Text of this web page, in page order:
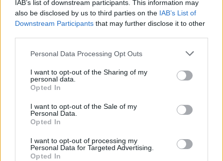
IAB’s list of downstream participants. This information may
also be disclosed by us to third parties on the IAB’s List of
Downstream Participants that may further disclose it to other
Personal Data Processing Opt Outs
I want to opt-out of the Sharing of my
personal data.
Opted In
I want to opt-out of the Sale of my
Personal Data.
Opted In
I want to opt-out of processing my
Personal Data for Targeted Advertising.
Opted In
2026. augusztus 04., kedd
Aradi színházi ősbemutató is
nemzetközi fesztiválon